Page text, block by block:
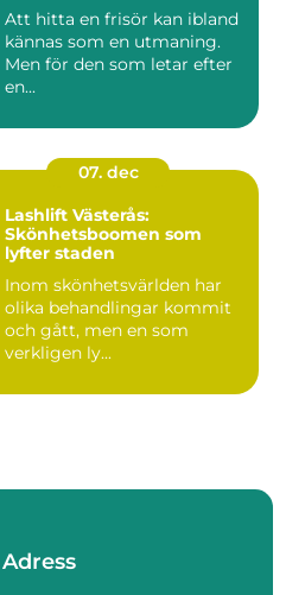
Att hitta en frisör kan ibland
kännas som en utmaning.
Men för den som letar efter
en...
07. dec
Lashlift Västerås:
Skönhetsboomen som
lyfter staden
Inom skönhetsvärlden har
olika behandlingar kommit
och gått, men en som
verkligen ly...
Adress